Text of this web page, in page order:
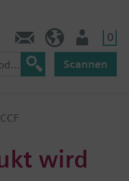
0
Scannen
wird